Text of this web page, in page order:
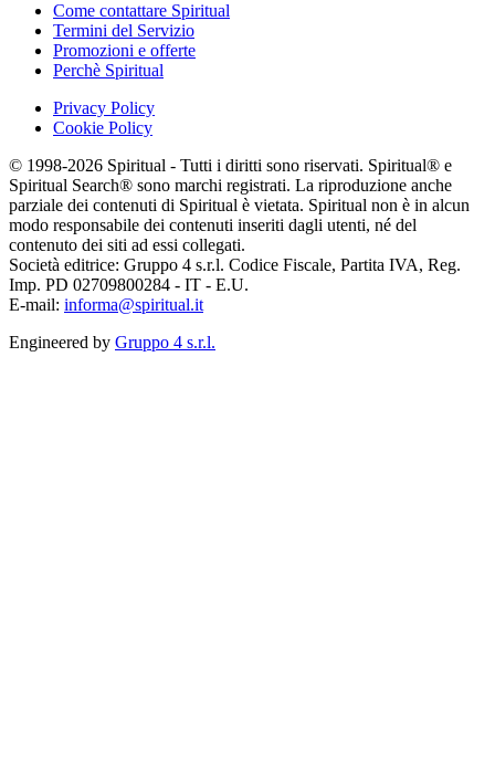
Come contattare Spiritual
Termini del Servizio
Promozioni e offerte
Perchè Spiritual
Privacy Policy
Cookie Policy
© 1998-2026 Spiritual - Tutti i diritti sono riservati. Spiritual® e
Spiritual Search® sono marchi registrati. La riproduzione anche
parziale dei contenuti di Spiritual è vietata. Spiritual non è in alcun
modo responsabile dei contenuti inseriti dagli utenti, né del
contenuto dei siti ad essi collegati.
Società editrice: Gruppo 4 s.r.l. Codice Fiscale, Partita IVA, Reg.
Imp. PD 02709800284 - IT - E.U.
E-mail: informa@spiritual.it
Engineered by Gruppo 4 s.r.l.